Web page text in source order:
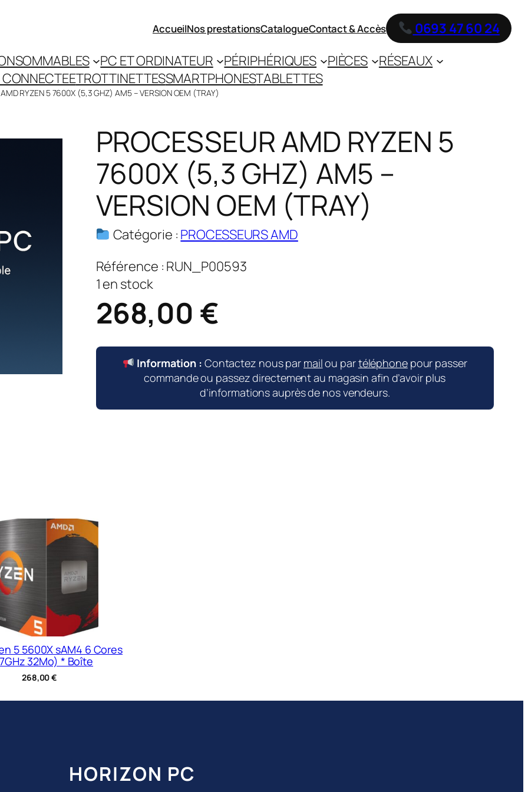
AccueilNos prestationsCatalogueContact & Accès
0693 47 60 24
PC ET ORDINATEUR PÉRIPHÉRIQUES PIÈCES
RÉSEAUX
TROTTINETTESSMARTPHONESTABLETTES
RYZEN 5 7600X (5,3 GHZ) AM5 – VERSION OEM (TRAY)
PROCESSEUR AMD RYZEN 5
7600X (5,3 GHZ) AM5 –
VERSION OEM (TRAY)
Catégorie : PROCESSEURS AMD
Référence : RUN_P00593
1 en stock
268,00 €
Information : Contactez nous par mailou partéléphonepour passer
commande ou passez directement au magasin afin d’avoir plus
d’informations auprès de nos vendeurs.
5 5600X sAM4 6 Cores
32Mo) * Boîte
268,00€
HORIZON PC